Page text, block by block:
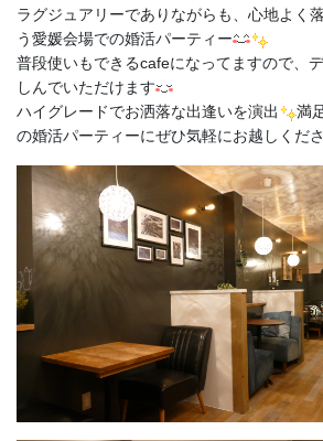
ラグジュアリーでありながらも、心地よく
う愛媛会場での婚活パーティー
普段使いもできるcafeになってますので、
しんでいただけます
ハイグレードでお洒落な出逢いを演出
満
の婚活パーティーにぜひ気軽にお越しくだ